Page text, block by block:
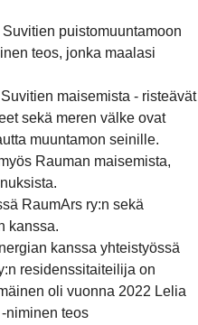
puistomuuntamoon
teos, jonka maalasi
maisemista - risteävät
sekä meren välke ovat
muuntamon seinille.
Rauman maisemista,
RaumArs ry:n sekä
kanssa.
kanssa yhteistyössä
residenssitaiteilija on
oli vuonna 2022 Lelia
niminen teos